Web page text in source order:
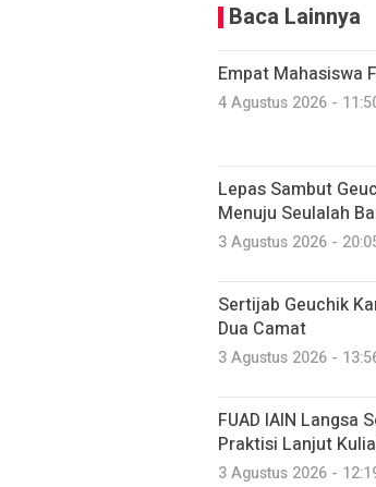
Baca Lainnya
Empat Mahasiswa
4 Agustus 2026 -
Lepas Sambut
Menuju Seulalah
3 Agustus 2026 -
Sertijab Geuchik
Dua Camat
3 Agustus 2026 -
FUAD IAIN Langsa
Praktisi Lanjut
3 Agustus 2026 -